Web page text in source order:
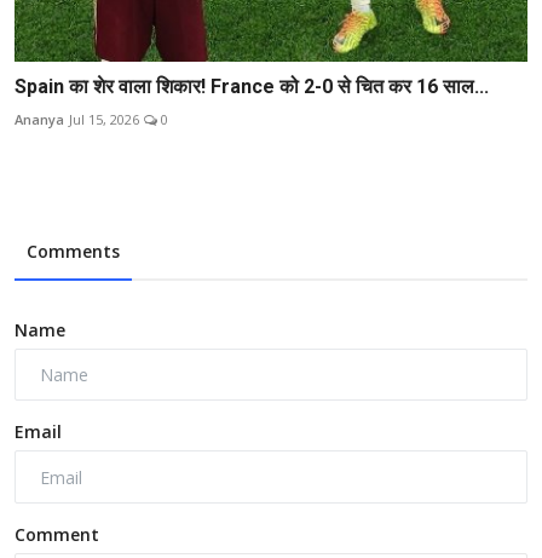
Spain का शेर वाला शिकार! France को 2-0 से चित कर 16 साल...
Ananya Jul 15, 2026 0
Comments
Name
Email
Comment